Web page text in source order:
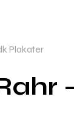
Plakater